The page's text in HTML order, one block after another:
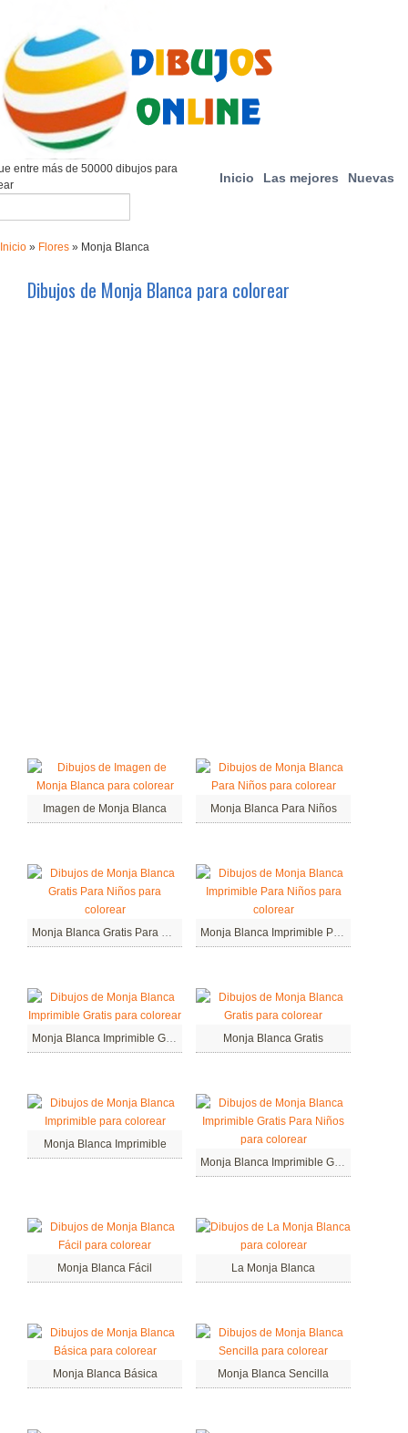
Inicio Las mejores Nuevas
entre más de 50000 dibujos para
Inicio » Flores » Monja Blanca
Dibujos de Monja Blanca para colorear
Imagen de Monja Blanca Monja Blanca Para Niños
Monja Blanca Gratis Para Niños Monja Blanca Imprimible Para Niños
Monja Blanca Imprimible Gratis Monja Blanca Gratis
Monja Blanca Imprimible
Monja Blanca Imprimible Gratis Para Niños
Monja Blanca Fácil La Monja Blanca
Monja Blanca Básica Monja Blanca Sencilla